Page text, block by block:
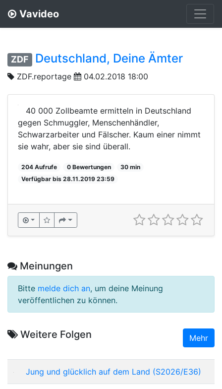
Vavideo
ZDF Deutschland, Deine Ämter
ZDF.reportage 04.02.2018 18:00
40 000 Zollbeamte ermitteln in Deutschland
gegen Schmuggler, Menschenhändler,
Schwarzarbeiter und Fälscher. Kaum einer nimmt
sie wahr, aber sie sind überall.
204 Aufrufe 0 Bewertungen
30 min
Verfügbar bis 28.11.2019 23:59
Meinungen
Bitte melde dich an, um deine Meinung
veröffentlichen zu können.
Weitere Folgen Mehr
Jung und glücklich auf dem Land (S2026/E36)